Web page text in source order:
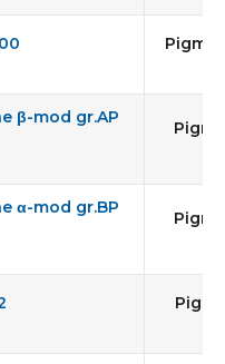
β-mod gr.AP
α-mod gr.BP